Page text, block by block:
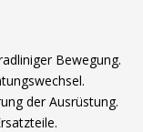
Bewegung.
der Ausrüstung.